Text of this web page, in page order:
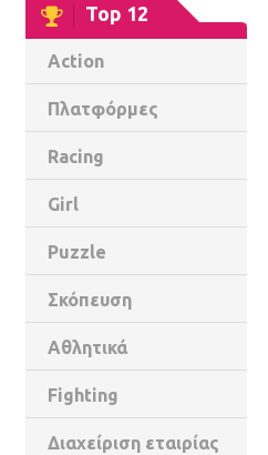
Top 12
Action
Πλατφόρμες
Racing
Girl
Puzzle
Σκόπευση
Αθλητικά
Fighting
Διαχείριση εταιρίας